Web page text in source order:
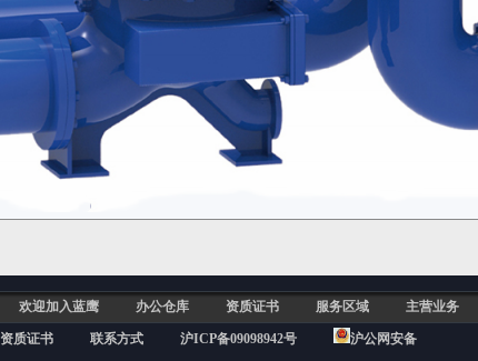
欢迎加入蓝鹰 办公仓库 资质证书 服务区域 主营业务
资质证书 联系方式 沪ICP备09098942号 沪公网安备